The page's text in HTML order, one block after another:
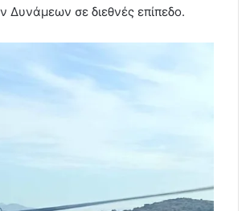
Δυνάμεων σε διεθνές επίπεδο.